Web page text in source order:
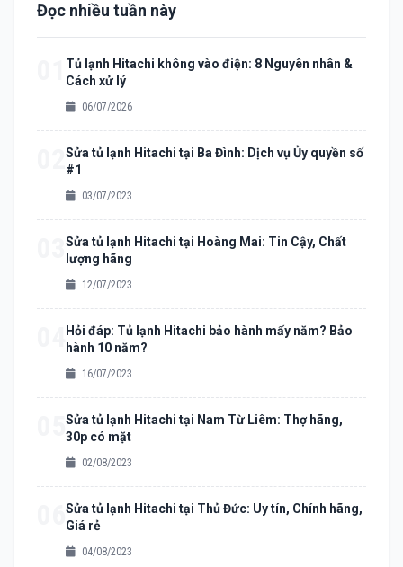
Đọc nhiều tuần này
Tủ lạnh Hitachi không vào điện: 8 Nguyên nhân &
Cách xử lý
06/07/2026
Sửa tủ lạnh Hitachi tại Ba Đình: Dịch vụ Ủy quyền số
#1
03/07/2023
Sửa tủ lạnh Hitachi tại Hoàng Mai: Tin Cậy, Chất
lượng hãng
12/07/2023
Hỏi đáp: Tủ lạnh Hitachi bảo hành mấy năm? Bảo
hành 10 năm?
16/07/2023
Sửa tủ lạnh Hitachi tại Nam Từ Liêm: Thợ hãng,
30p có mặt
02/08/2023
Sửa tủ lạnh Hitachi tại Thủ Đức: Uy tín, Chính hãng,
Giá rẻ
04/08/2023